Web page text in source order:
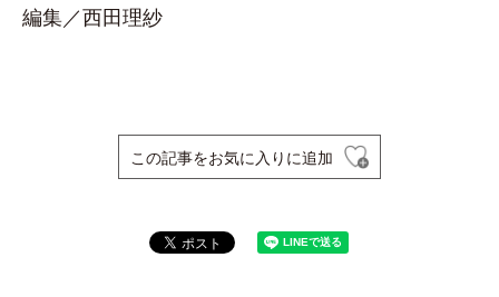
編集／西田理紗
この記事をお気に入りに追加